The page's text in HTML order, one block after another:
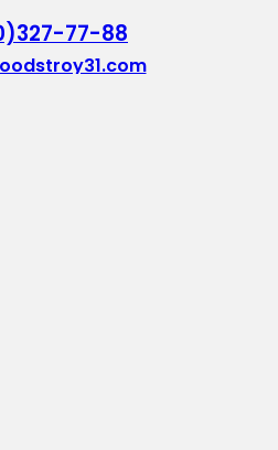
77-88